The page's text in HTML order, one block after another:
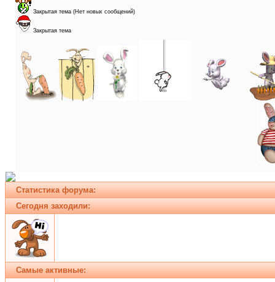
Закрытая тема (Нет новых сообщений)
Закрытая тема
Статистика форума:
Сегодня заходили:
Самые активные: